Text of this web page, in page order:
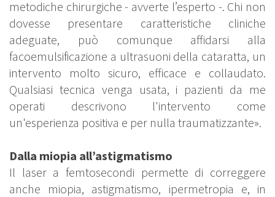
metodiche chirurgiche - avverte l’esperto -. Chi non
dovesse presentare caratteristiche cliniche
adeguate, può comunque affidarsi alla
facoemulsificazione a ultrasuoni della cataratta, un
intervento molto sicuro, efficace e collaudato.
Qualsiasi tecnica venga usata, i pazienti da me
operati descrivono l'intervento come
un'esperienza positiva e per nulla traumatizzante».
Dalla miopia all’astigmatismo
Il laser a femtosecondi permette di correggere
anche miopia, astigmatismo, ipermetropia e, in